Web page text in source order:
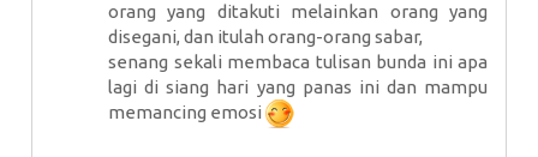
orang yang ditakuti melainkan orang yang
disegani, dan itulah orang-orang sabar,
senang sekali membaca tulisan bunda ini apa
lagi di siang hari yang panas ini dan mampu
memancing emosi